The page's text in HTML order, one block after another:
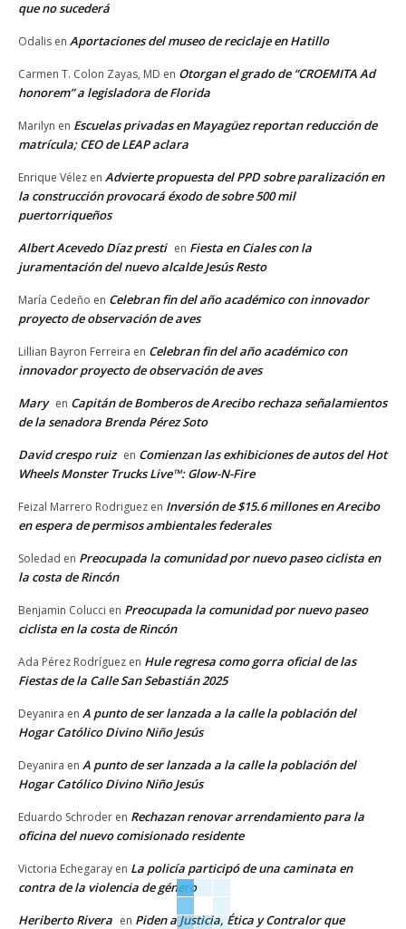
que no sucederá
Odalis en Aportaciones del museo de reciclaje en Hatillo
Carmen T. Colon Zayas, MD en Otorgan el grado de “CROEMITA Ad
honorem” a legisladora de Florida
Marilyn en Escuelas privadas en Mayagüez reportan reducción de
matrícula; CEO de LEAP aclara
Enrique Vélez en Advierte propuesta del PPD sobre paralización en
la construcción provocará éxodo de sobre 500 mil
puertorriqueños
Albert Acevedo Díaz presti en Fiesta en Ciales con la
juramentación del nuevo alcalde Jesús Resto
María Cedeño en Celebran fin del año académico con innovador
proyecto de observación de aves
Lillian Bayron Ferreira en Celebran fin del año académico con
innovador proyecto de observación de aves
Mary en Capitán de Bomberos de Arecibo rechaza señalamientos
de la senadora Brenda Pérez Soto
David crespo ruiz en Comienzan las exhibiciones de autos del Hot
Wheels Monster Trucks Live™: Glow-N-Fire
Feizal Marrero Rodriguez en Inversión de $15.6 millones en Arecibo
en espera de permisos ambientales federales
Soledad en Preocupada la comunidad por nuevo paseo ciclista en
la costa de Rincón
Benjamin Colucci en Preocupada la comunidad por nuevo paseo
ciclista en la costa de Rincón
Ada Pérez Rodríguez en Hule regresa como gorra oficial de las
Fiestas de la Calle San Sebastián 2025
Deyanira en A punto de ser lanzada a la calle la población del
Hogar Católico Divino Niño Jesús
Deyanira en A punto de ser lanzada a la calle la población del
Hogar Católico Divino Niño Jesús
Eduardo Schroder en Rechazan renovar arrendamiento para la
oficina del nuevo comisionado residente
Victoria Echegaray en La policía participó de una caminata en
contra de la violencia de género
Heriberto Rivera en Piden a Justicia, Ética y Contralor que